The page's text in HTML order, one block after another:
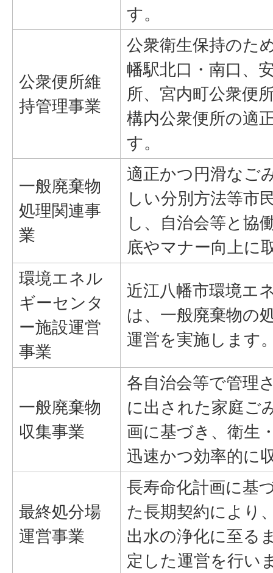
す。
公衆便所維
持管理事業
公衆衛生保持のた
幡駅北口・南口、
所、宮内町公衆便
構内公衆便所の適
す。
一般廃棄物
処理関連事
業
適正かつ円滑なご
しい分別方法等市
し、自治会等と協
底やマナー向上に
環境エネル
ギーセンタ
ー施設運営
事業
近江八幡市環境エ
は、一般廃棄物の
運営を実施します
一般廃棄物
収集事業
各自治会等で管理
に出された家庭ご
画に基づき、衛生
迅速かつ効率的に
最終処分場
運営事業
長寿命化計画に基
た長期契約により
出水の浄化に至る
定した運営を行い